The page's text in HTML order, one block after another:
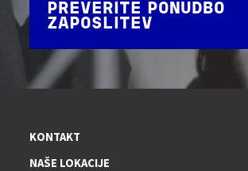
PREVERITE PONUDBO
ZAPOSLITEV
KONTAKT
NAŠE LOKACIJE